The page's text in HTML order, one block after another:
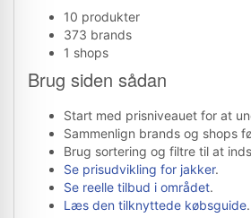
10 produkter
373 brands
1 shops
Brug siden sådan
Start med prisniveauet for at
Sammenlign brands og shops
Brug sortering og filtre til at
Se prisudvikling for jakker.
Se reelle tilbud i området.
Læs den tilknyttede købsguide.